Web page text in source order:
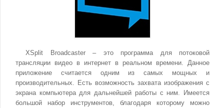
XSplit Broadcaster – это программа для потоковой
трансляции видео в интернет в реальном времени. Данное
приложение считается одним из самых мощных и
производительных. Есть возможность захвата изображения с
экрана компьютера для дальнейшей работы с ним. Имеется
большой набор инструментов, благодаря которому можно